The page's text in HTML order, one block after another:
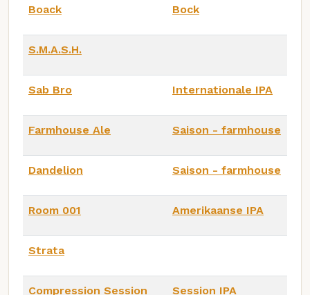
Boack Bock
S.M.A.S.H.
Sab Bro Internationale IPA
Farmhouse Ale Saison - farmhouse
Dandelion Saison - farmhouse
Room 001 Amerikaanse IPA
Strata
Compression Session Session IPA